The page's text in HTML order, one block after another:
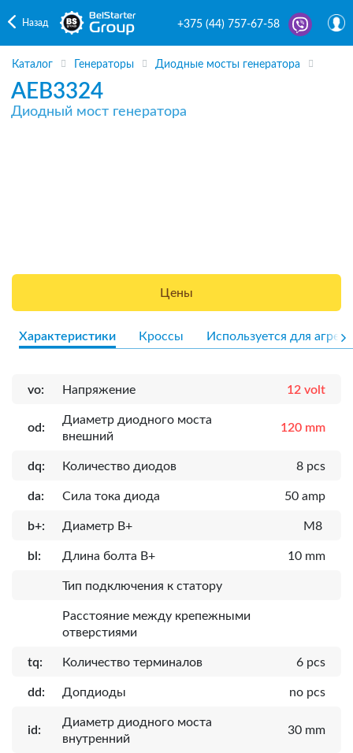
Назад +375 (44) 757-67-58
Каталог Генераторы Диодные мосты генератора
AEB3324
Диодный мост генератора
Цены
Характеристики Кроссы Используется для
vo: Напряжение 12 volt
od:
Диаметр диодного моста
внешний
120 mm
dq: Количество диодов 8 pcs
da: Сила тока диода 50 amp
b+: Диаметр B+ M8
bl: Длина болта B+ 10 mm
Тип подключения к статору
Расcтояние между крепежными
отверстиями
tq: Количество терминалов 6 pcs
dd: Допдиоды no pcs
id:
Диаметр диодного моста
внутренний
30 mm